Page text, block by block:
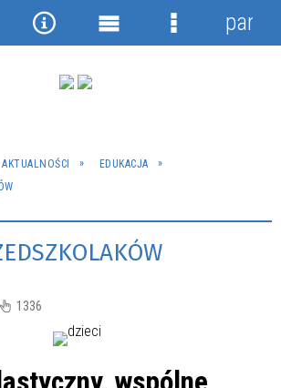
AKTUALNOŚCI
EDUKACJA
1336
NarzędziaMenu
Menu
panel